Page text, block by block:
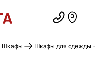
Шкафы Шкафы для одежды